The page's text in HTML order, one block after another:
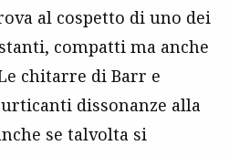
al cospetto di uno dei
compatti ma anche
chitarre di Barr e
dissonanze alla
se talvolta si